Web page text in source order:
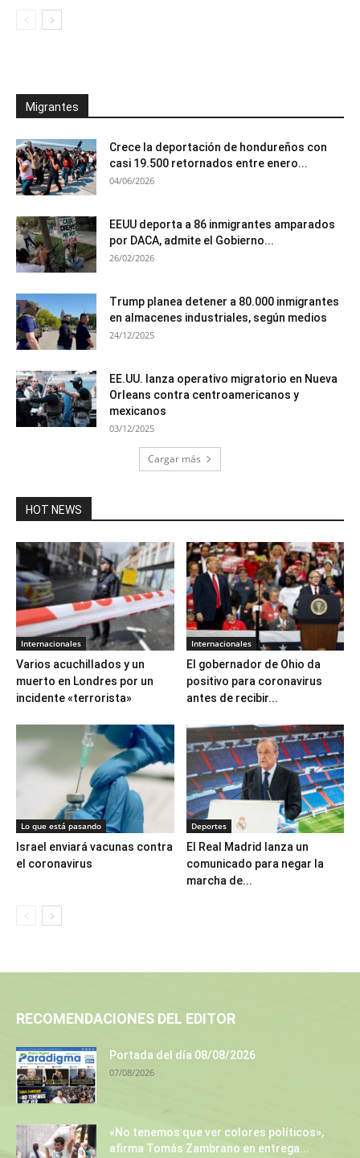
Migrantes
Crece la deportación de hondureños con
casi 19.500 retornados entre enero...
04/06/2026
EEUU deporta a 86 inmigrantes amparados
por DACA, admite el Gobierno...
26/02/2026
Trump planea detener a 80.000 inmigrantes
en almacenes industriales, según medios
24/12/2025
EE.UU. lanza operativo migratorio en Nueva
Orleans contra centroamericanos y
mexicanos
03/12/2025
Cargar más
HOT NEWS
Internacionales
Varios acuchillados y un
muerto en Londres por un
incidente «terrorista»
Internacionales
El gobernador de Ohio da
positivo para coronavirus
antes de recibir...
Lo que está pasando
Israel enviará vacunas contra
el coronavirus
Deportes
El Real Madrid lanza un
comunicado para negar la
marcha de...
RECOMENDACIONES DEL EDITOR
Portada del día 08/08/2026
07/08/2026
«No tenemos que ver colores políticos»,
afirma Tomás Zambrano en entrega...